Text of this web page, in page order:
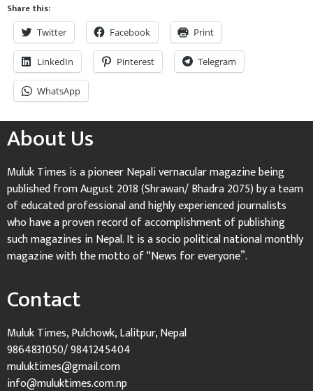
Share this:
Twitter Facebook Print
LinkedIn Pinterest Telegram
WhatsApp
About Us
Muluk Times is a pioneer Nepali vernacular magazine being
published from August 2018 (Shrawan/ Bhadra 2075) by a team
of educated professional and highly experienced journalists
who have a proven record of accomplishment of publishing
such magazines in Nepal. It is a socio political national monthly
magazine with the motto of “News for everyone”.
Contact
Muluk Times, Pulchowk, Lalitpur, Nepal
9864831050/ 9841245404
muluktimes@gmail.com
info@muluktimes.com.np